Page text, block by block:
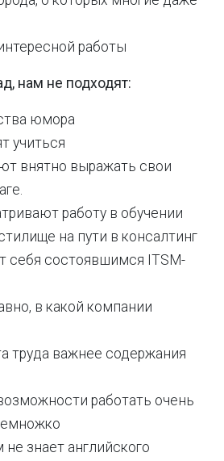
работы
нам не подходят:
юмора
учиться
внятно выражать свои
работу в обучении
на пути в консалтинг
себя состоявшимся ITSM-
в какой компании
труда важнее содержания
работать очень
не знает английского